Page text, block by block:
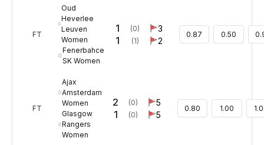
FT
Oud
Heverlee
Leuven
Women
Fenerbahce
SK Women
1
1
(0)
(1)
3
2
0.87 0.50
FT
Ajax
Amsterdam
Women
Glasgow
Rangers
Women
2
1
(0)
(0)
5
5
0.80 1.00